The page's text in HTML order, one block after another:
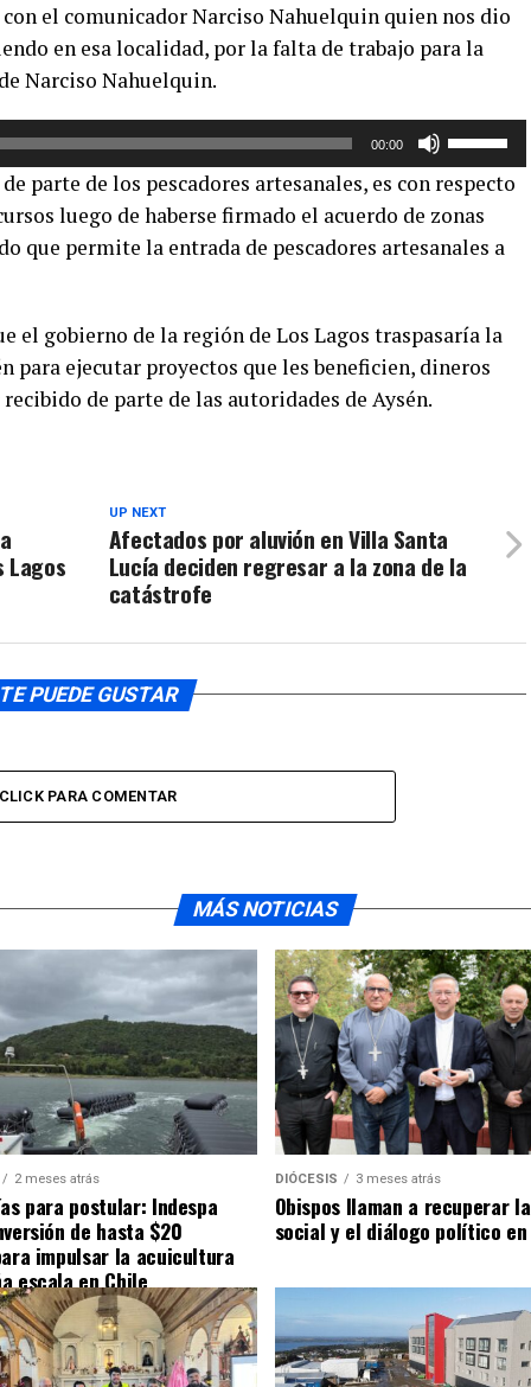
el comunicador Narciso Nahuelquin quien nos dio
en esa localidad, por la falta de trabajo para la
Narciso Nahuelquin.
00:00
teclas
de
flecha
aumentar
o
parte de los pescadores artesanales, es con respecto
luego de haberse firmado el acuerdo de zonas
que permite la entrada de pescadores artesanales a
el gobierno de la región de Los Lagos traspasaría la
para ejecutar proyectos que les beneficien, dineros
de parte de las autoridades de Aysén.
UP NEXT
Afectados por aluvión en Villa Santa
Lucía deciden regresar a la zona de la
catástrofe
Lagos
PUEDE GUSTAR
PARA COMENTAR
MÁS NOTICIAS
2 meses atrás
para postular: Indespa
de hasta $20
impulsar la acuicultura
escala en Chile
DIÓCESIS 3 meses atrás
Obispos llaman a recuperar
social y el diálogo político